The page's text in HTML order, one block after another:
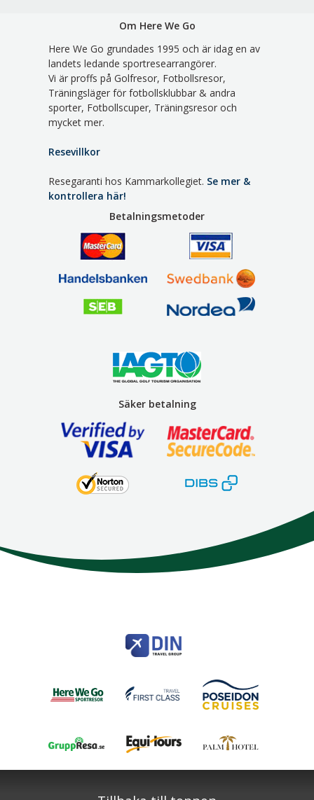
Om Here We Go
Here We Go grundades 1995 och är idag en av
landets ledande sportresearrangörer.
Vi är proffs på Golfresor, Fotbollsresor,
Träningsläger för fotbollsklubbar & andra
sporter, Fotbollscuper, Träningsresor och
mycket mer.
Resevillkor
Resegaranti hos Kammarkollegiet. Se mer &
kontrollera här!
Betalningsmetoder
Säker betalning
235 39
Telefon040 45 63 50
| ©2026
Org nr 5565262721
Sajtkarta